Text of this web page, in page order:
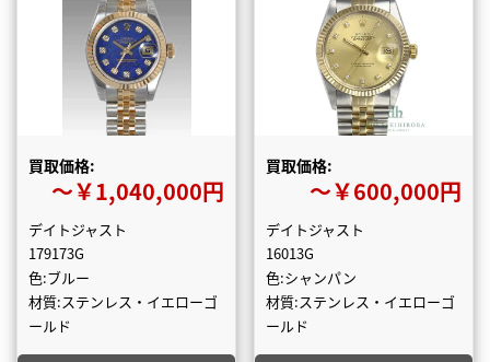
買取価格:
〜￥1,040,000円
デイトジャスト
179173G
色:ブルー
材質:ステンレス・イエローゴ
ールド
買取価格:
〜￥600,000円
デイトジャスト
16013G
色:シャンパン
材質:ステンレス・イエローゴ
ールド